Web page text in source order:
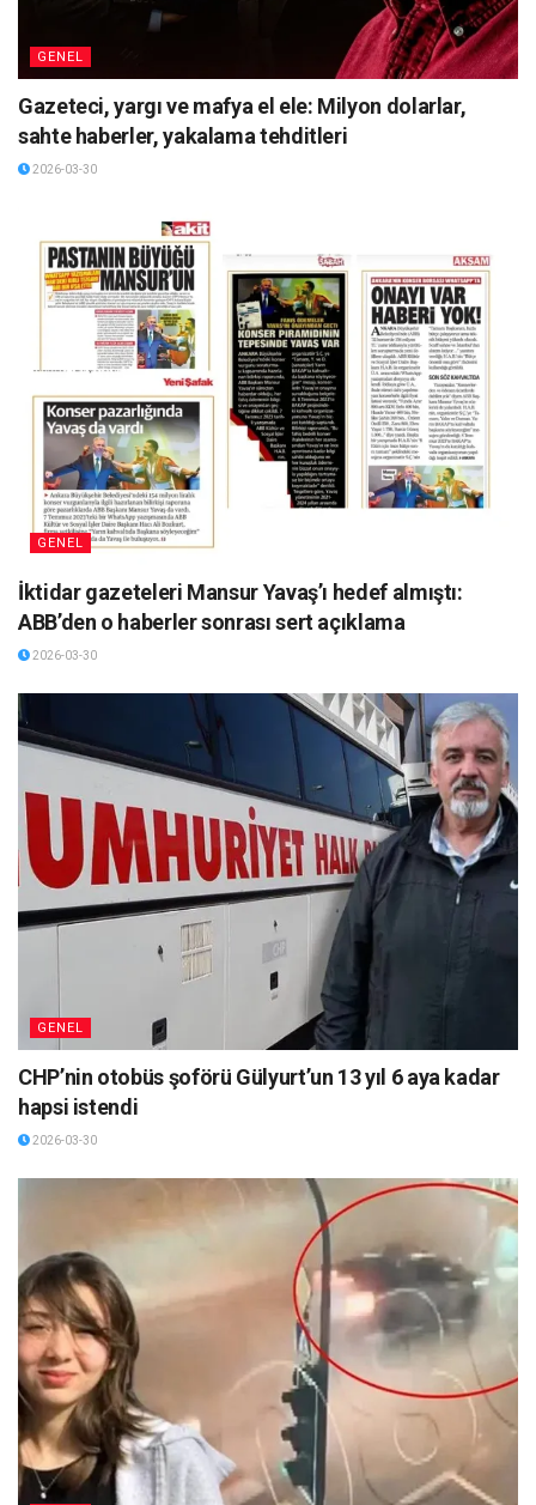
GENEL
Gazeteci, yargı ve mafya el ele: Milyon dolarlar,
sahte haberler, yakalama tehditleri
2026-03-30
GENEL
İktidar gazeteleri Mansur Yavaş’ı hedef almıştı:
ABB’den o haberler sonrası sert açıklama
2026-03-30
GENEL
CHP’nin otobüs şoförü Gülyurt’un 13 yıl 6 aya kadar
hapsi istendi
2026-03-30